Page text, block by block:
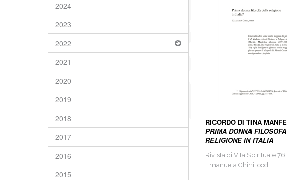
2024
2023
2022
2021
2020
2019
2018
2017
2016
2015
RICORDO DI TINA
PRIMA DONNA
RELIGIONE IN ITALIA
Rivista di Vita Spirituale
Emanuela Ghini, ocd